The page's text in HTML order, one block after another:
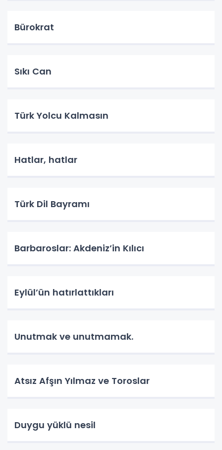
Bürokrat
Sıkı Can
Türk Yolcu Kalmasın
Hatlar, hatlar
Türk Dil Bayramı
Barbaroslar: Akdeniz’in Kılıcı
Eylül’ün hatırlattıkları
Unutmak ve unutmamak.
Atsız Afşın Yılmaz ve Toroslar
Duygu yüklü nesil